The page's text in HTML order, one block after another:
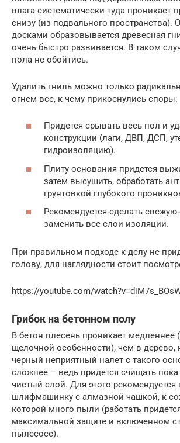
влага систематически туда проникает
снизу (из подвального пространства).
досками образовывается древесная
очень быстро развивается. В таком
пола не обойтись.
Удалить гниль можно только
огнем все, к чему прикоснулись споры:
Придется срывать весь пол и
конструкции (лаги, ДВП, ДСП,
гидроизоляцию).
Плиту основания придется
затем высушить, обработать
грунтовкой глубокого
Рекомендуется сделать свежую
заменить все слои изоляции.
При правильном подходе к делу не
голову, для наглядности стоит
https://youtube.com/
Грибок на бетонном полу
В бетон плесень проникает медленнее
щелочной особенности), чем в дерево,
черный неприятный налет с такого
сложнее – ведь придется счищать пока
чистый слой. Для этого рекомендуется
шлифмашинку с алмазной чашкой, к
которой много пыли (работать
максимальной защите и включенном
пылесосе).